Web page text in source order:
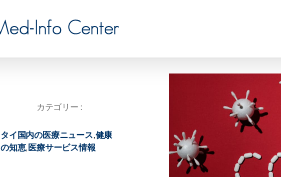
カテゴリー :
タイ国内の医療ニュース,健康
の知恵,医療サービス情報